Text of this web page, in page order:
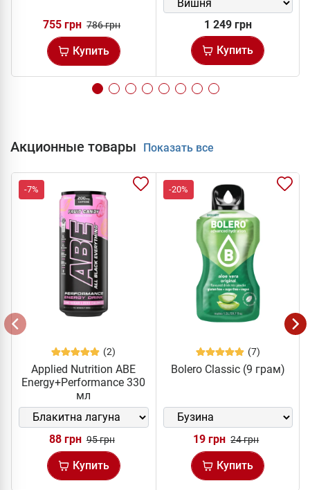
755 грн 786 грн
Купить
1 249 грн
Купить
Акционные товары Показать все
-7%
(2)
Applied Nutrition ABE
Energy+Performance 330
мл
88 грн 95 грн
Купить
-20%
(7)
Bolero Classic (9 грам)
19 грн 24 грн
Купить